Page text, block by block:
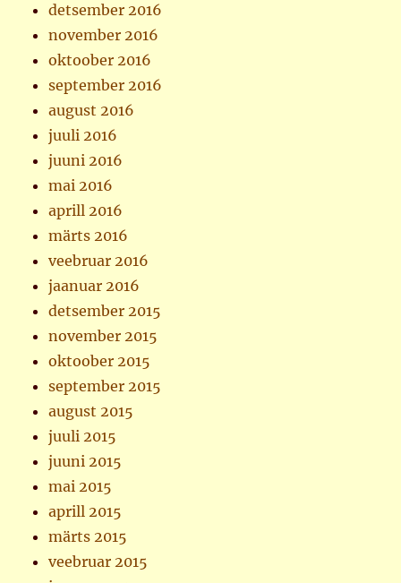
detsember 2016
november 2016
oktoober 2016
september 2016
august 2016
juuli 2016
juuni 2016
mai 2016
aprill 2016
märts 2016
veebruar 2016
jaanuar 2016
detsember 2015
november 2015
oktoober 2015
september 2015
august 2015
juuli 2015
juuni 2015
mai 2015
aprill 2015
märts 2015
veebruar 2015